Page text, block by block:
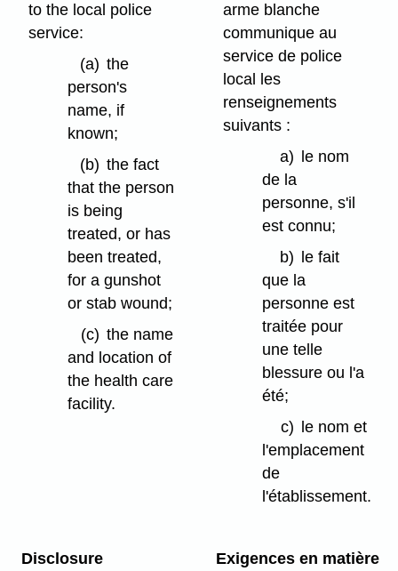
to the local police
service:
(a) the
person's
name, if
known;
(b) the fact
that the person
is being
treated, or has
been treated,
for a gunshot
or stab wound;
(c) the name
and location of
the health care
facility.
arme blanche
communique au
service de police
local les
renseignements
suivants :
a)
le nom
de la
personne, s'il
est connu;
b) le fait
que la
personne est
traitée pour
une telle
blessure ou l'a
été;
c) le nom et
l'emplacement
de
l'établissement.
Disclosure
Exigences en matière